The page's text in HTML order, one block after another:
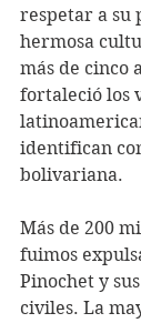
respetar a su
hermosa
más de cinco
fortaleció los
identifican
bolivariana.
Más de 200
fuimos
Pinochet y
civiles. La